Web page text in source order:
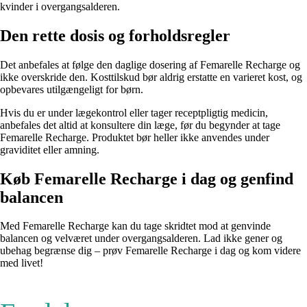
kvinder i overgangsalderen.
Den rette dosis og forholdsregler
Det anbefales at følge den daglige dosering af Femarelle Recharge og
ikke overskride den. Kosttilskud bør aldrig erstatte en varieret kost, og
opbevares utilgængeligt for børn.
Hvis du er under lægekontrol eller tager receptpligtig medicin,
anbefales det altid at konsultere din læge, før du begynder at tage
Femarelle Recharge. Produktet bør heller ikke anvendes under
graviditet eller amning.
Køb Femarelle Recharge i dag og genfind
balancen
Med Femarelle Recharge kan du tage skridtet mod at genvinde
balancen og velværet under overgangsalderen. Lad ikke gener og
ubehag begrænse dig – prøv Femarelle Recharge i dag og kom videre
med livet!